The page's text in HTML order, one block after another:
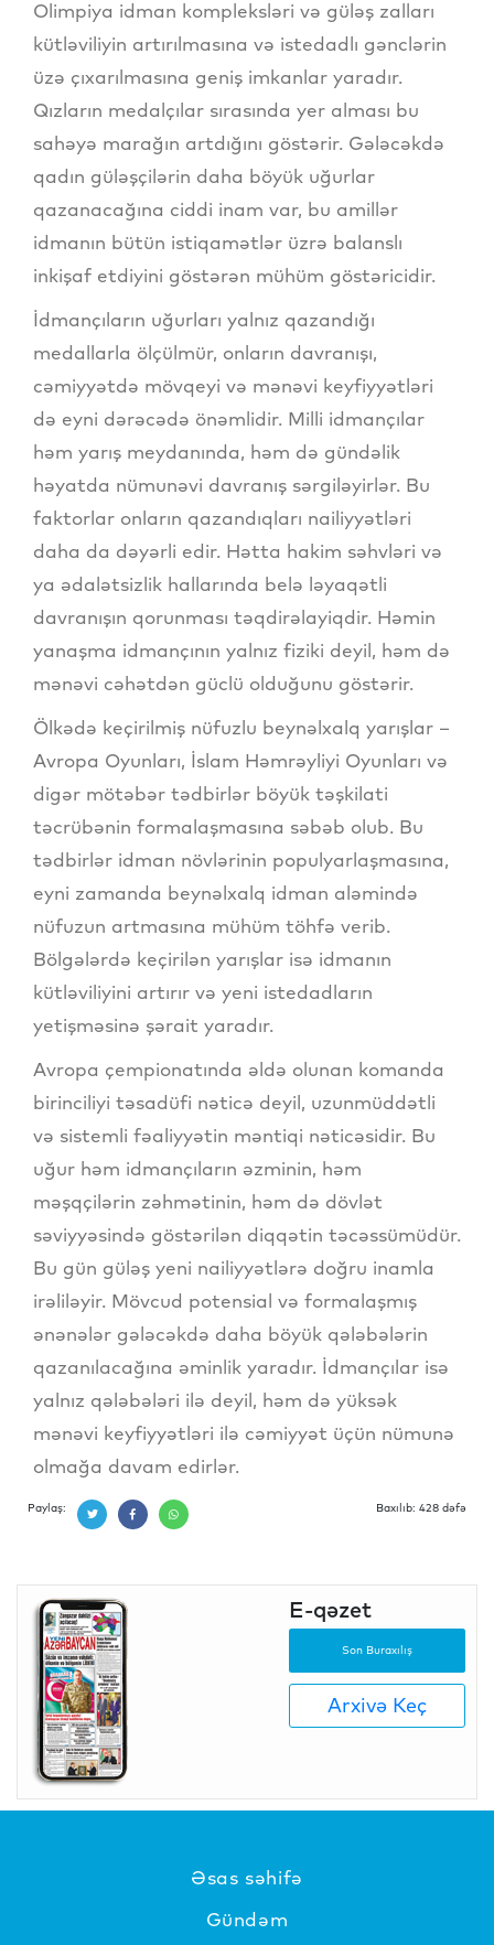
Olimpiya idman kompleksləri və güləş zalları
kütləviliyin artırılmasına və istedadlı gənclərin
üzə çıxarılmasına geniş imkanlar yaradır.
Qızların medalçılar sırasında yer alması bu
sahəyə marağın artdığını göstərir. Gələcəkdə
qadın güləşçilərin daha böyük uğurlar
qazanacağına ciddi inam var, bu amillər
idmanın bütün istiqamətlər üzrə balanslı
inkişaf etdiyini göstərən mühüm göstəricidir.
İdmançıların uğurları yalnız qazandığı
medallarla ölçülmür, onların davranışı,
cəmiyyətdə mövqeyi və mənəvi keyfiyyətləri
də eyni dərəcədə önəmlidir. Milli idmançılar
həm yarış meydanında, həm də gündəlik
həyatda nümunəvi davranış sərgiləyirlər. Bu
faktorlar onların qazandıqları nailiyyətləri
daha da dəyərli edir. Hətta hakim səhvləri və
ya ədalətsizlik hallarında belə ləyaqətli
davranışın qorunması təqdirəlayiqdir. Həmin
yanaşma idmançının yalnız fiziki deyil, həm də
mənəvi cəhətdən güclü olduğunu göstərir.
Ölkədə keçirilmiş nüfuzlu beynəlxalq yarışlar –
Avropa Oyunları, İslam Həmrəyliyi Oyunları və
digər mötəbər tədbirlər böyük təşkilati
təcrübənin formalaşmasına səbəb olub. Bu
tədbirlər idman növlərinin populyarlaşmasına,
eyni zamanda beynəlxalq idman aləmində
nüfuzun artmasına mühüm töhfə verib.
Bölgələrdə keçirilən yarışlar isə idmanın
kütləviliyini artırır və yeni istedadların
yetişməsinə şərait yaradır.
Avropa çempionatında əldə olunan komanda
birinciliyi təsadüfi nəticə deyil, uzunmüddətli
və sistemli fəaliyyətin məntiqi nəticəsidir. Bu
uğur həm idmançıların əzminin, həm
məşqçilərin zəhmətinin, həm də dövlət
səviyyəsində göstərilən diqqətin təcəssümüdür.
Bu gün güləş yeni nailiyyətlərə doğru inamla
irəliləyir. Mövcud potensial və formalaşmış
ənənələr gələcəkdə daha böyük qələbələrin
qazanılacağına əminlik yaradır. İdmançılar isə
yalnız qələbələri ilə deyil, həm də yüksək
mənəvi keyfiyyətləri ilə cəmiyyət üçün nümunə
olmağa davam edirlər.
Paylaş: Baxılıb: 428 dəfə
E-qəzet
Son Buraxılış
Arxivə Keç
Əsas səhifə
Gündəm